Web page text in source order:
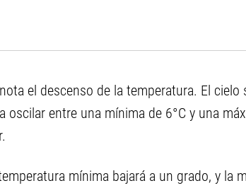
el descenso de la temperatura. El
oscilar entre una mínima de 6°C y una
mínima bajará a un grado, y la